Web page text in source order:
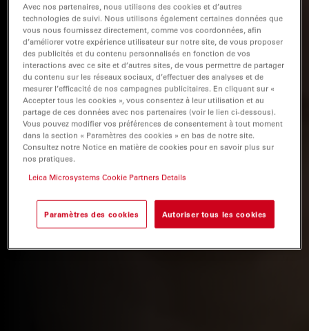
Avec nos partenaires, nous utilisons des cookies et d’autres
technologies de suivi. Nous utilisons également certaines données que
vous nous fournissez directement, comme vos coordonnées, afin
d’améliorer votre expérience utilisateur sur notre site, de vous proposer
des publicités et du contenu personnalisés en fonction de vos
interactions avec ce site et d’autres sites, de vous permettre de partager
du contenu sur les réseaux sociaux, d’effectuer des analyses et de
mesurer l’efficacité de nos campagnes publicitaires. En cliquant sur «
Accepter tous les cookies », vous consentez à leur utilisation et au
partage de ces données avec nos partenaires (voir le lien ci-dessous).
Vous pouvez modifier vos préférences de consentement à tout moment
dans la section « Paramètres des cookies » en bas de notre site.
Consultez notre Notice en matière de cookies pour en savoir plus sur
nos pratiques.
Leica Microsystems Cookie Partners Details
Paramètres des cookies Autoriser tous les cookies